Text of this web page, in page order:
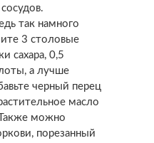
так намного
3 столовые
сахара, 0,5
а лучше
черный перец
масло
можно
порезанный